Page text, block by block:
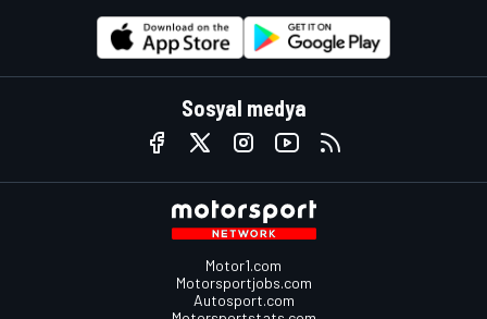
Sosyal medya
Motor1.com
Motorsportjobs.com
Autosport.com